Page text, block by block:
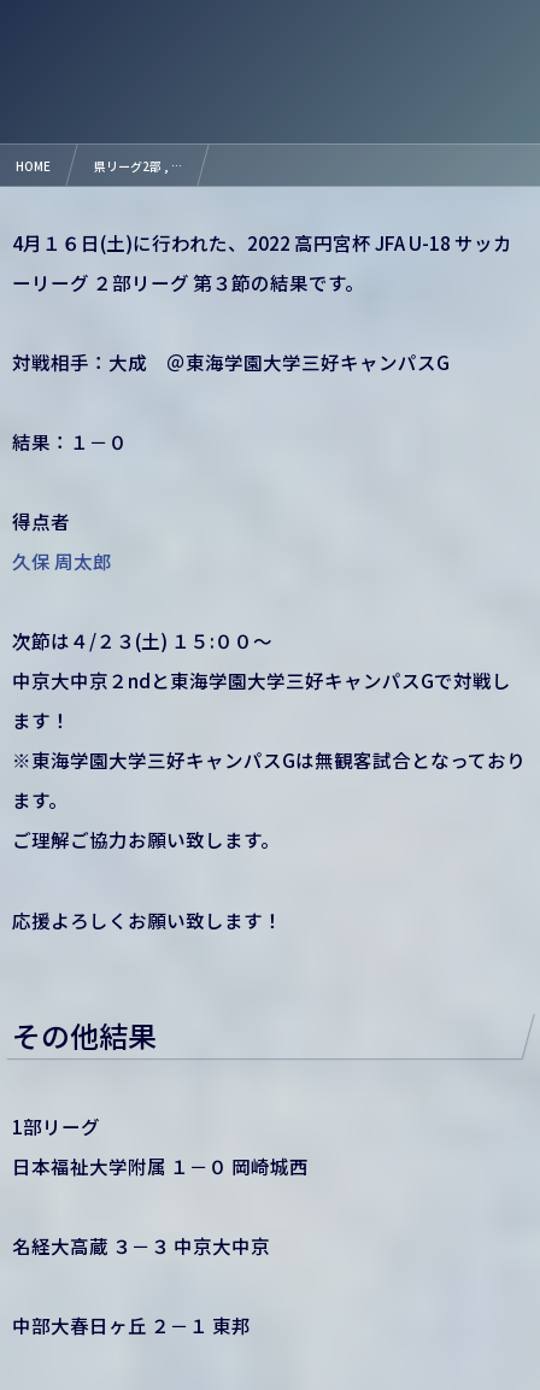
HOME 県リーグ2部 , …
4月１６日(土)に行われた、2022 高円宮杯 JFA U-18 サッカ
ーリーグ ２部リーグ 第３節の結果です。
対戦相手：大成 ＠東海学園大学三好キャンパスG
結果：１－０
得点者
久保 周太郎
次節は４/２３(土) １５:００〜
中京大中京２ndと東海学園大学三好キャンパスGで対戦し
ます！
※東海学園大学三好キャンパスGは無観客試合となっており
ます。
ご理解ご協力お願い致します。
応援よろしくお願い致します！
その他結果
1部リーグ
日本福祉大学附属 １－０ 岡崎城西
名経大高蔵 ３－３ 中京大中京
中部大春日ヶ丘 ２－１ 東邦